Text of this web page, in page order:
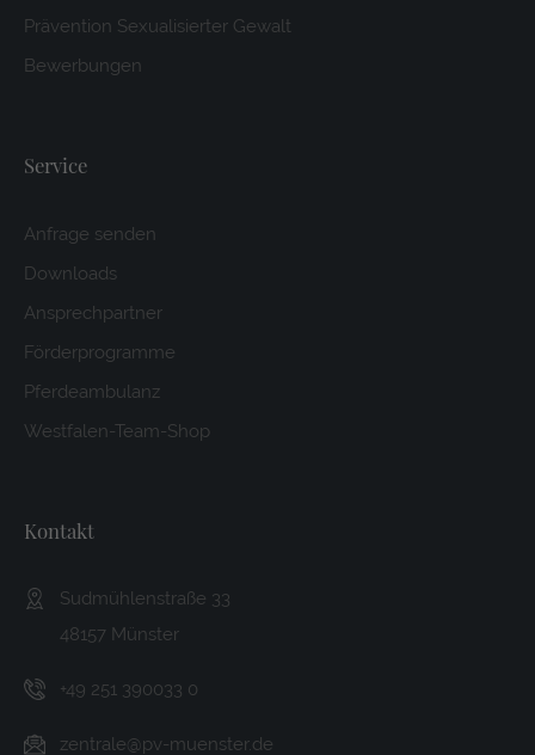
Prävention Sexualisierter Gewalt
Bewerbungen
Service
Anfrage senden
Downloads
Ansprechpartner
Förderprogramme
Pferdeambulanz
Westfalen-Team-Shop
Kontakt
Sudmühlenstraße 33
48157 Münster
+49 251 390033 0
zentrale@pv-muenster.de